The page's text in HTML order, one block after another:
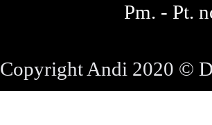
Pm. - Pt.
Copyright Andi 2020 ©